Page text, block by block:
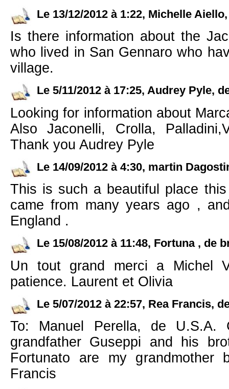
Le 13/12/2012 à 1:22, Michelle
Is there information about the
who lived in San Gennaro who
village.
Le 5/11/2012 à 17:25, Audrey Pyle,
Looking for information about
Also Jaconelli, Crolla,
Thank you Audrey Pyle
Le 14/09/2012 à 4:30, martin
This is such a beautiful place
came from many years ago ,
England .
Le 15/08/2012 à 11:48, Fortuna , de
Un tout grand merci a Michel
patience. Laurent et Olivia
Le 5/07/2012 à 22:57, Rea Francis,
To: Manuel Perella, de U.S.A.
grandfather Guseppi and his
Fortunato are my grandmother
Francis